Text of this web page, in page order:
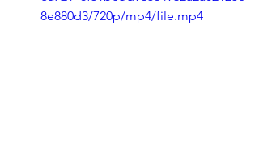
8e880d3/720p/mp4/file.mp4